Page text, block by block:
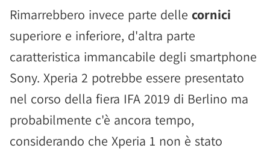
Rimarrebbero invece parte delle cornici
superiore e inferiore, d'altra parte
caratteristica immancabile degli smartphone
Sony. Xperia 2 potrebbe essere presentato
nel corso della fiera IFA 2019 di Berlino ma
probabilmente c'è ancora tempo,
considerando che Xperia 1 non è stato